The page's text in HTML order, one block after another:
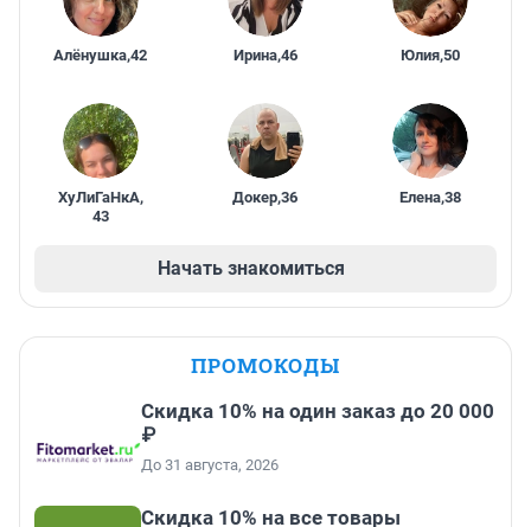
Алёнушка,42 Ирина,46 Юлия,50
ХуЛиГаНкА,
43
Докер,36 Елена,38
Начать знакомиться
ПРОМОКОДЫ
Скидка 10% на один заказ до 20 000
₽
До 31 августа, 2026
Скидка 10% на все товары